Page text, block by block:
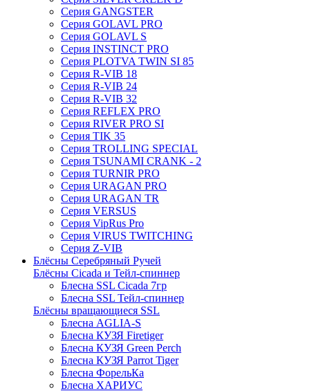
Серия GANGSTER
Серия GOLAVL PRO
Серия GOLAVL S
Серия INSTINCT PRO
Серия PLOTVA TWIN SI 85
Серия R-VIB 18
Серия R-VIB 24
Серия R-VIB 32
Серия REFLEX PRO
Серия RIVER PRO SI
Серия TIK 35
Серия TROLLING SPECIAL
Серия TSUNAMI CRANK - 2
Серия TURNIR PRO
Серия URAGAN PRO
Серия URAGAN TR
Серия VERSUS
Серия VipRus Pro
Серия VIRUS TWITCHING
Серия Z-VIB
Блёсны Серебряный Ручей
Блёсны Cicada и Тейл-спиннер
Блесна SSL Cicada 7гр
Блесна SSL Тейл-спиннер
Блёсны вращающиеся SSL
Блесна AGLIA-S
Блесна КУЗЯ Firetiger
Блесна КУЗЯ Green Perch
Блесна КУЗЯ Parrot Tiger
Блесна ФорельКа
Блесна ХАРИУС